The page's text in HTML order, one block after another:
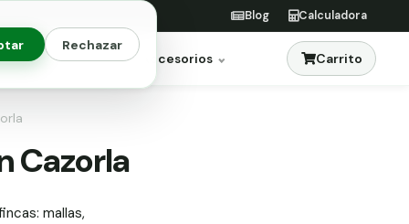
Rechazar
Blog Calculadora
Jardinería Accesorios Carrito
Cazorla
mallas,